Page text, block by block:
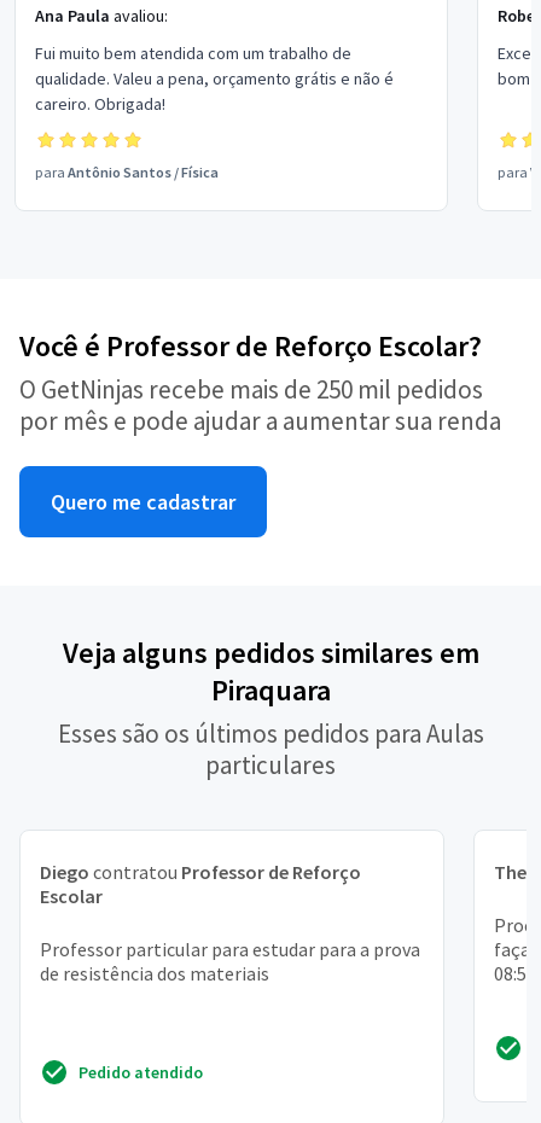
Ana Paula avaliou:
Fui muito bem atendida com um trabalho de
qualidade. Valeu a pena, orçamento grátis e não é
careiro. Obrigada!
para Antônio Santos /Física
bom
para
Você é Professor de Reforço Escolar?
O GetNinjas recebe mais de 250 mil pedidos
por mês e pode ajudar a aumentar sua renda
Quero me cadastrar
Veja alguns pedidos similares em
Piraquara
Esses são os últimos pedidos para Aulas
particulares
Diego contratou Professor de Reforço
Escolar
Professor particular para estudar para a prova
de resistência dos materiais
Pedido atendido
Theo
faça
08:50